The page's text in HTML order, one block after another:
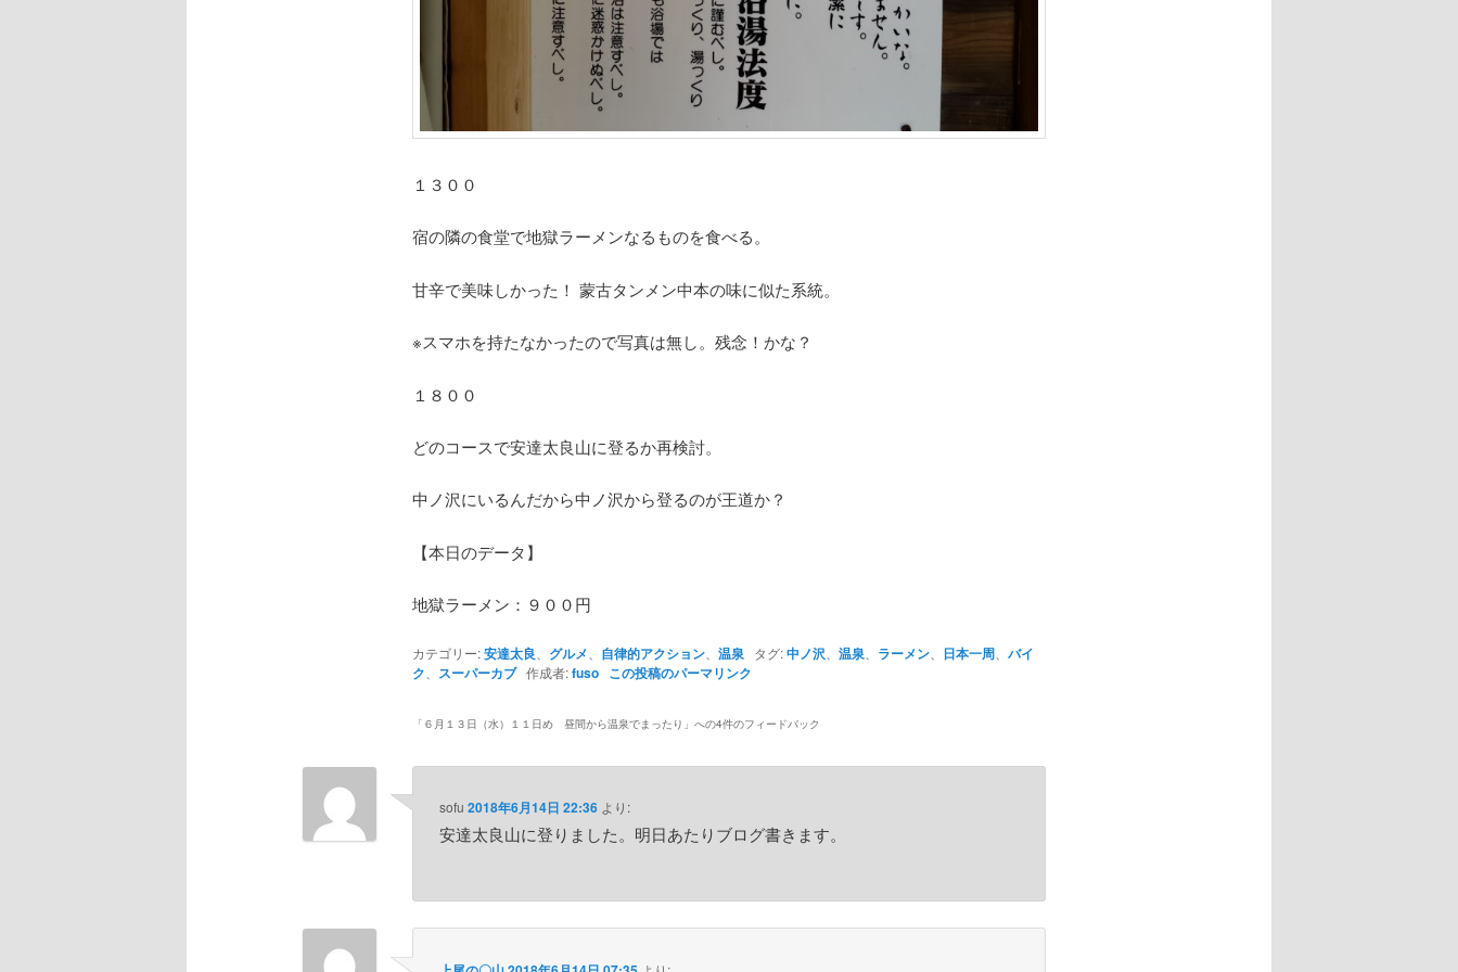
１３００
宿の隣の食堂で地獄ラーメンなるものを食べる。
甘辛で美味しかった！ 蒙古タンメン中本の味に似た系統。
※スマホを持たなかったので写真は無し。残念！かな？
１８００
どのコースで安達太良山に登るか再検討。
中ノ沢にいるんだから中ノ沢から登るのが王道か？
【本日のデータ】
地獄ラーメン：９００円
カテゴリー:安達太良 グルメ 自律的アクション、 温泉 タグ:中ノ沢 温泉 ラーメン、 日本一周、 バイ
ク
スーパーカブ作成者:fuso この投稿のパーマリンク
「 ６月１３日（水）１１日め 昼間から温泉でまったり 」への4件のフィードバック
sofu 2018年6月14日 22:36 より:
安達太良山に登りました。明日あたりブログ書きます。